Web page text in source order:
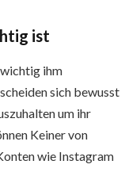
ist
ihm
sich bewusst
um ihr
Keiner von
wie Instagram